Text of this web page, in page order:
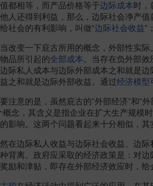
都相等，而产品价格等于边际成本时，
人还得到利益，那么，边际社会净产
社会的有利影响，叫做“边际社会收益”
变一下庇古所用的概念，外部性实际
品所引起的全部成本。当存在负外部
际私人成本与边际外部成本之和就是
之和就是边际外部收益。通过经济模型
意的是，虽然庇古的“外部经济”和“外
概念，其含义是指企业在扩大生产规模
影响。这两个问题看起来十分相似，
边际私人收益与边际社会收益、边际
背离。政府应采取的经济政策是：对
励和津贴，即存在外部经济效应时，